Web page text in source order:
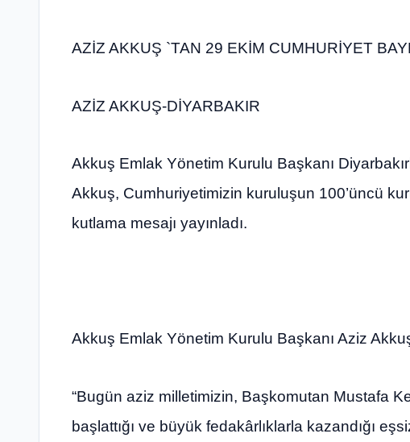
AZİZ AKKUŞ `TAN 29 EKİM CUMHURİYET
AZİZ AKKUŞ-DİYARBAKIR
Akkuş Emlak Yönetim Kurulu Başkanı
Akkuş, Cumhuriyetimizin kuruluşun 100’üncü
kutlama mesajı yayınladı.
Akkuş Emlak Yönetim Kurulu Başkanı Aziz
“Bugün aziz milletimizin, Başkomutan Mustafa
başlattığı ve büyük fedakârlıklarla kazandığı